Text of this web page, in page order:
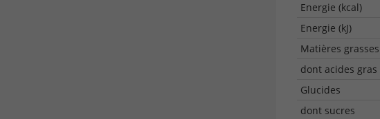
Energie (kcal)
Energie (kJ)
Matières grasses
dont acides gras
Glucides
dont sucres